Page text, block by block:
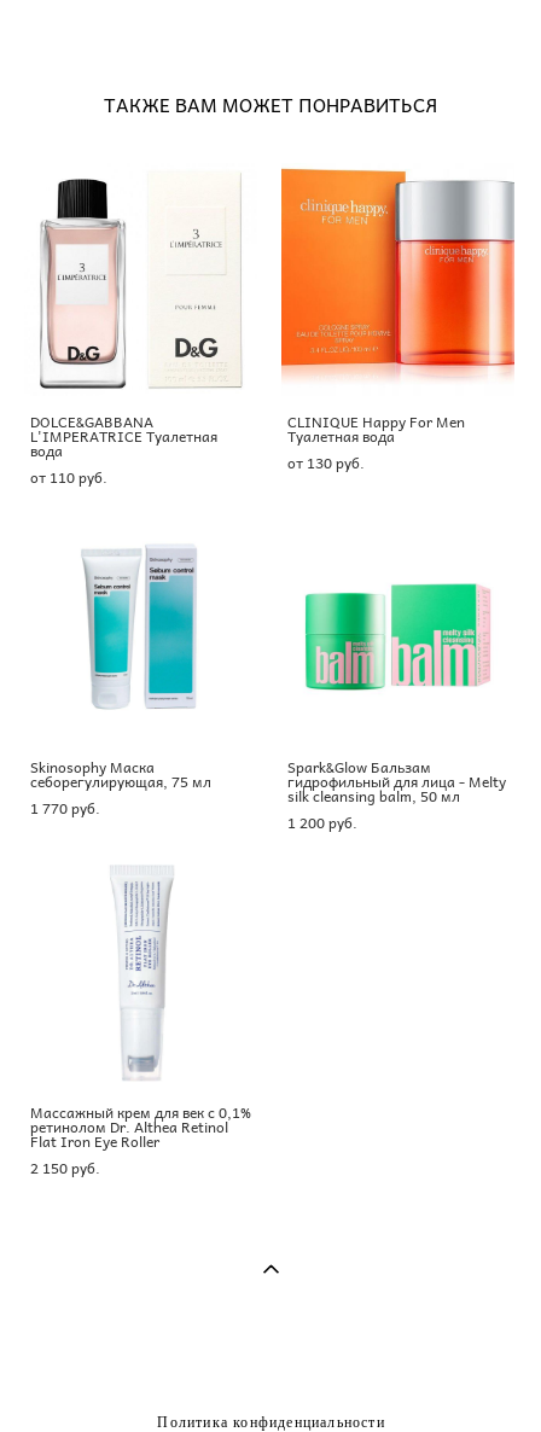
ТАКЖЕ ВАМ МОЖЕТ ПОНРАВИТЬСЯ
DOLCE&GABBANA
L'IMPERATRICE Туалетная
вода
от 110 pуб.
CLINIQUE Happy For Men
Туалетная вода
от 130 pуб.
Skinosophy Маска
себорегулирующая, 75 мл
1 770 pуб.
Spark&Glow Бальзам
гидрофильный для лица - Melty
silk cleansing balm, 50 мл
1 200 pуб.
Массажный крем для век с 0,1%
ретинолом Dr. Althea Retinol
Flat Iron Eye Roller
2 150 pуб.
Политика конфиденциальности